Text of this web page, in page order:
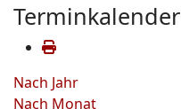
Terminkalender
Nach Jahr
Nach Monat